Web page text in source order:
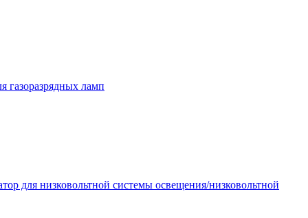
газоразрядных ламп
для низковольтной системы освещения/низковольтной